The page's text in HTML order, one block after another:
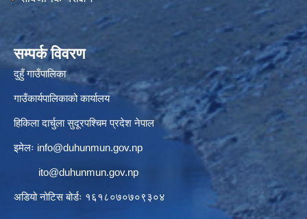
सम्पर्क विवरण
दुहुँ गाउँपालिका
गाउँकार्यपालिकाको कार्यालय
हिकिला दार्चुला सुदूरपश्चिम प्रदेश नेपाल
इमेलः info@duhunmun.gov.np
ito@duhunmun.gov.np
अडियो नोटिस बोर्डः १६१८०७०७०९३०४